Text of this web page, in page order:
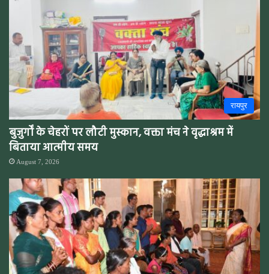
रायपुर
बुजुर्गों के चेहरों पर लौटी मुस्कान, वक्ता मंच ने वृद्धाश्रम में
बिताया आत्मीय समय
August 7, 2026